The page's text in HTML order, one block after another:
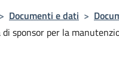
> Documenti e dati >
sponsor per la